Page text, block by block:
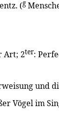
(g
Art; 2ter:
und
Vögel im